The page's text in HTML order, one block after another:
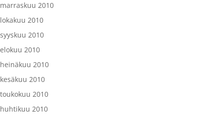
marraskuu 2010
lokakuu 2010
syyskuu 2010
elokuu 2010
heinäkuu 2010
kesäkuu 2010
toukokuu 2010
huhtikuu 2010